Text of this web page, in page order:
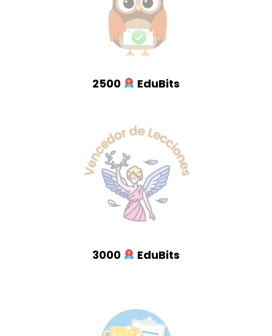
2500 EduBits
3000 EduBits